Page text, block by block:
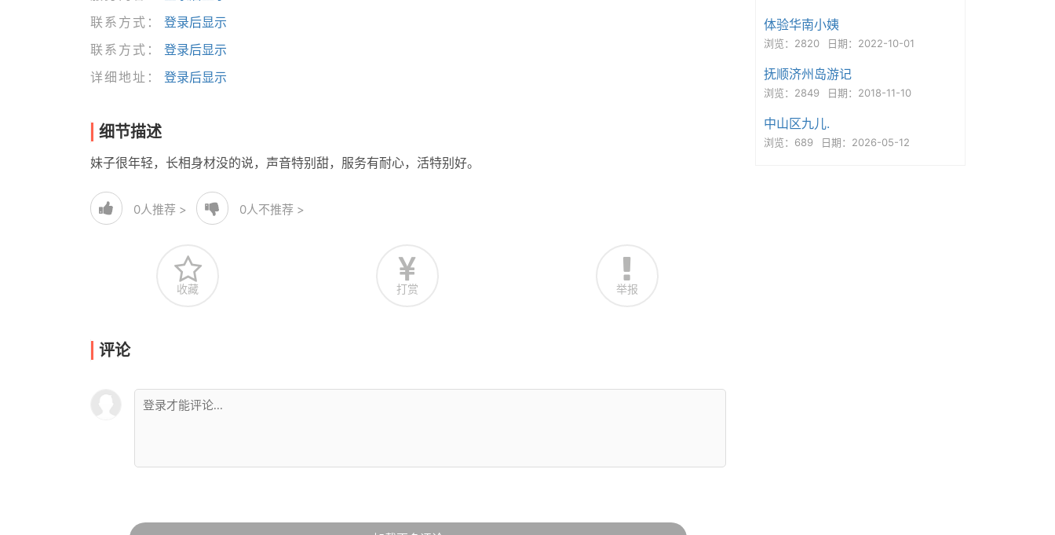
联系方式：
登录后显示
联系方式：
登录后显示
详细地址：
登录后显示
细节描述
妹子很年轻，长相身材没的说，声音特别甜，服务有耐心，活特别好。
0人推荐 > 0人不推荐 >
收藏 打赏 举报
评论
体验华南小姨
浏览：2820 日期：2022-10-01
抚顺济州岛游记
浏览：2849 日期：2018-11-10
中山区九儿.
浏览：689 日期：2026-05-12